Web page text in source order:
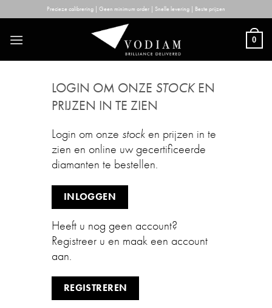
to
content
Precieze calibrering | Geen minimum order | Snelle levering | Beste prijzen
0
LOGIN OM ONZE STOCKEN
PRIJZEN IN TE ZIEN
Login om onze stock en prijzen in te
zien en online uw gecertificeerde
diamanten te bestellen.
INLOGGEN
Heeft u nog geen account?
Registreer u en maak een account
aan.
REGISTREREN